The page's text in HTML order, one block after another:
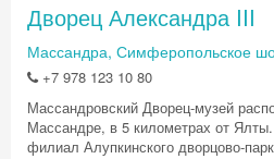
Дворец Александра III
Массандра, Симферопольское
+7 978 123 10 80
Массандровский Дворец-музей
Массандре, в 5 километрах от
филиал Алупкинского дворцово-